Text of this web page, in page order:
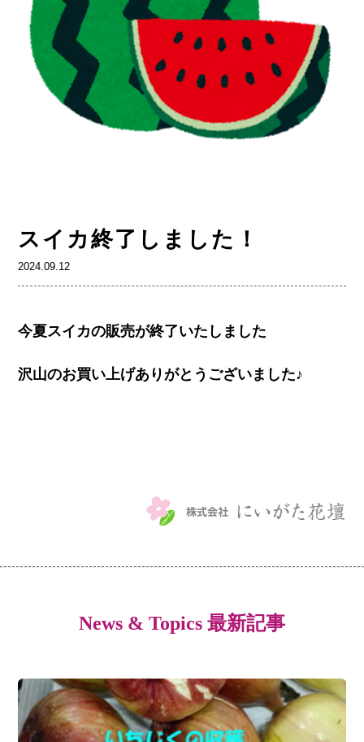
スイカ終了しました！
2024.09.12
今夏スイカの販売が終了いたしました
沢山のお買い上げありがとうございました♪
News & Topics 最新記事